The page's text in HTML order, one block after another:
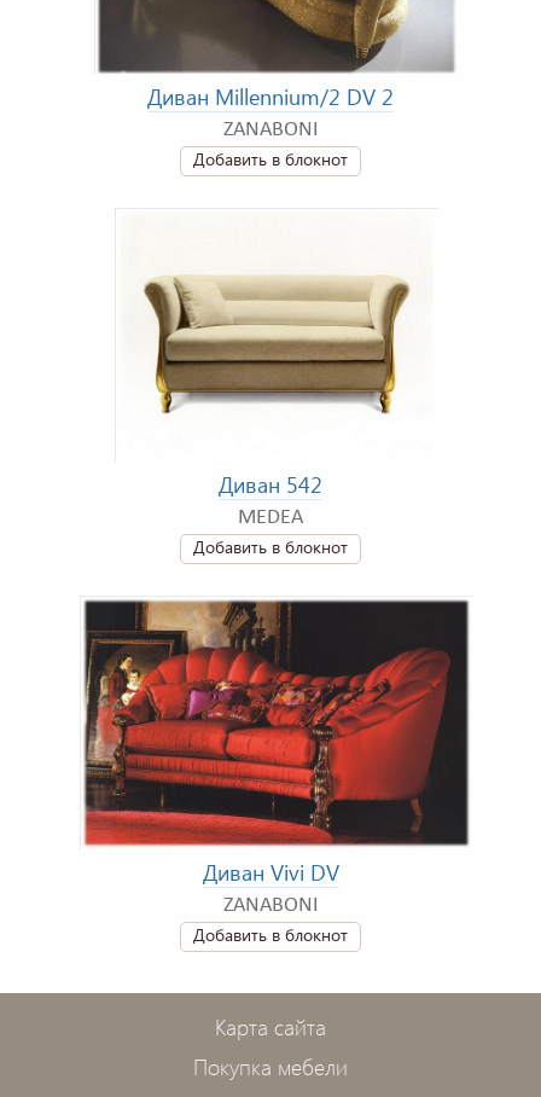
Диван Millennium/2 DV 2
ZANABONI
Добавить в блокнот
Диван 542
MEDEA
Добавить в блокнот
Диван Vivi DV
ZANABONI
Добавить в блокнот
Карта сайта
Покупка мебели